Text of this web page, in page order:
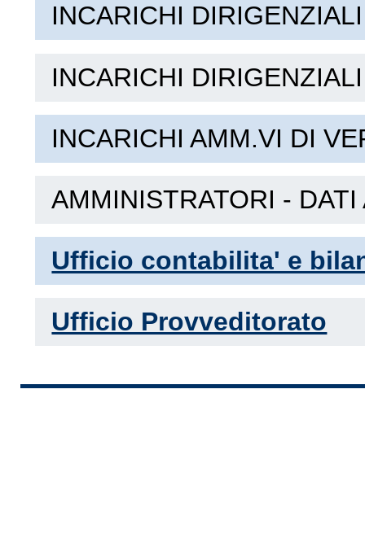
INCARICHI DIRIGENZIALI
INCARICHI
INCARICHI AMM.VI DI
AMMINISTRATORI - DATI
Ufficio contabilita' e
Ufficio Provveditorato